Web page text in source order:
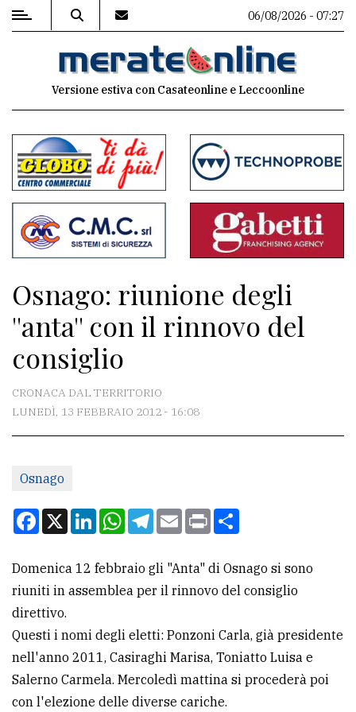
MENU
commenti
Contenuti
del
sito
Associazioni
Meteo
CONTATTI
Scrivici
Per
la
pubblicità
CERCA
Cerca
per
06/08/2026 - 07:27
Versione estiva con Casateonline e Leccoonline
Osnago: riunione degli
''anta'' con il rinnovo del
consiglio
CRONACA DAL TERRITORIO
LUNEDÌ, 13 FEBBRAIO 2012 - 16:08
Osnago
Facebook
X LinkedInWhatsApp
Telegram
EmailPrint
Domenica 12 febbraio gli "Anta" di Osnago si sono
riuniti in assemblea per il rinnovo del consiglio
direttivo.
Questi i nomi degli eletti: Ponzoni Carla, già presidente
nell'anno 2011, Casiraghi Marisa, Toniatto Luisa e
Salerno Carmela. Mercoledì mattina si procederà poi
con l'elezione delle diverse cariche.